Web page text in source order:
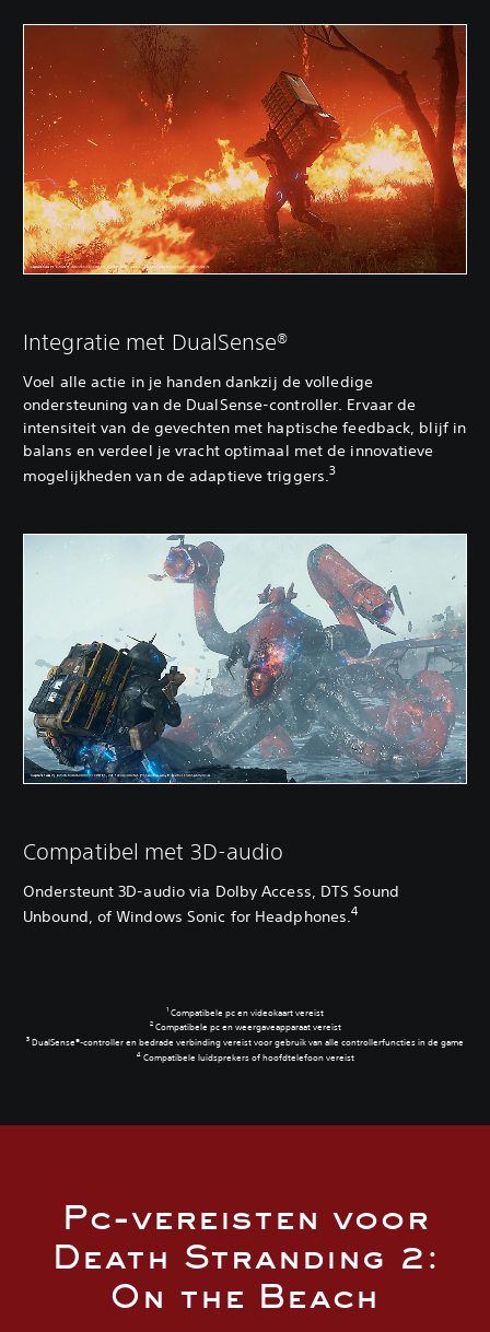
Integratie met DualSense®
Voel alle actie in je handen dankzij de volledige
ondersteuning van de DualSense-controller. Ervaar de
intensiteit van de gevechten met haptische feedback, blijf in
balans en verdeel je vracht optimaal met de innovatieve
mogelijkheden van de adaptieve triggers.3
Compatibel met 3D-audio
Ondersteunt 3D-audio via Dolby Access, DTS Sound
Unbound, of Windows Sonic for Headphones.4
Compatibele pc en videokaart vereist
Compatibele pc en weergaveapparaat vereist
‎ DualSense®-controller en bedrade verbinding vereist voor gebruik van alle controllerfuncties in de game
‎ Compatibele luidsprekers of hoofdtelefoon vereist
Pc-vereisten voor
Death Stranding 2:
On the Beach